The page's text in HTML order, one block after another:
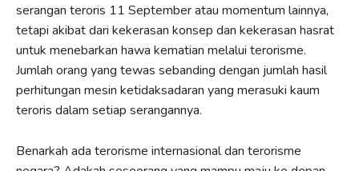
serangan teroris 11 September atau momentum lainnya,
tetapi akibat dari kekerasan konsep dan kekerasan hasrat
untuk menebarkan hawa kematian melalui terorisme.
Jumlah orang yang tewas sebanding dengan jumlah hasil
perhitungan mesin ketidaksadaran yang merasuki kaum
teroris dalam setiap serangannya.
Benarkah ada terorisme internasional dan terorisme